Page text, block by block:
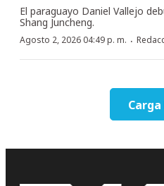
El paraguayo Daniel Vallejo
Shang Juncheng.
Agosto 2, 2026 04:49 p. m. ·